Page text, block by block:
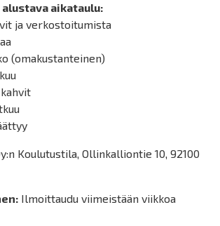
aikataulu:
ja verkostoitumista
(omakustanteinen)
Koulutustila, Ollinkalliontie 10, 92100
Ilmoittaudu viimeistään viikkoa